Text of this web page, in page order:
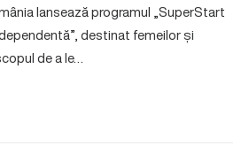
lansează programul „SuperStart
destinat femeilor și
de a le…